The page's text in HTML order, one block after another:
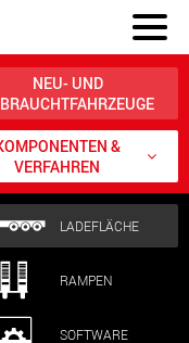
NEU- UND
&
VERFAHREN
LADEFLÄCHE
RAMPEN
SOFTWARE